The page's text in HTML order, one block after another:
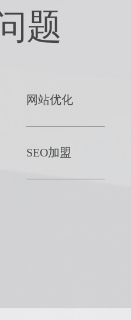
题
网站优化
SEO加盟